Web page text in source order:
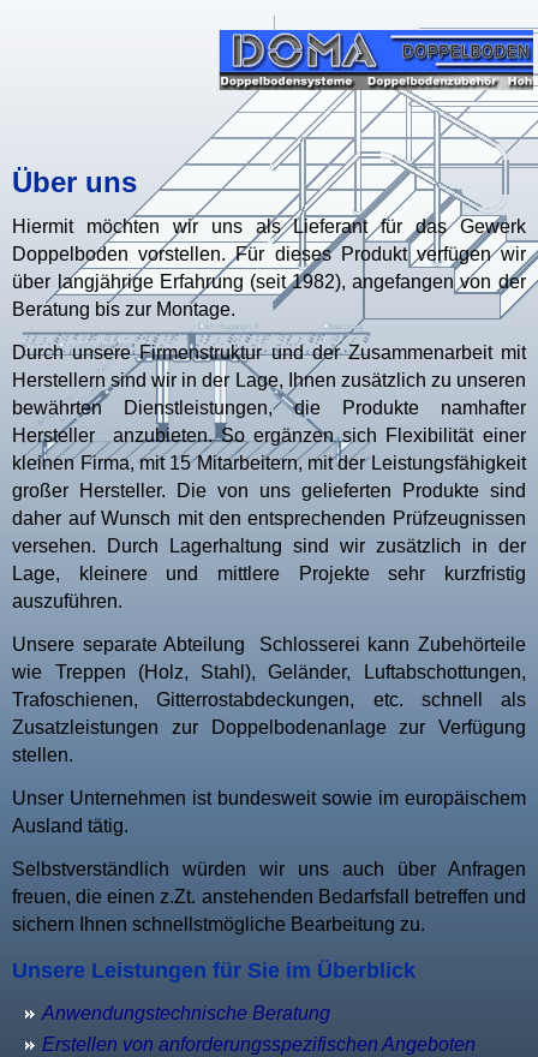
Über uns
Hiermit möchten wir uns als Lieferant für das Gewerk
Doppelboden vorstellen. Für dieses Produkt verfügen wir
über langjährige Erfahrung (seit 1982), angefangen von der
Beratung bis zur Montage.
Durch unsere Firmenstruktur und der Zusammenarbeit mit
Herstellern sind wir in der Lage, Ihnen zusätzlich zu unseren
bewährten Dienstleistungen, die Produkte namhafter
Hersteller anzubieten. So ergänzen sich Flexibilität einer
kleinen Firma, mit 15 Mitarbeitern, mit der Leistungsfähigkeit
großer Hersteller. Die von uns gelieferten Produkte sind
daher auf Wunsch mit den entsprechenden Prüfzeugnissen
versehen. Durch Lagerhaltung sind wir zusätzlich in der
Lage, kleinere und mittlere Projekte sehr kurzfristig
auszuführen.
Unsere separate Abteilung Schlosserei kann Zubehörteile
wie Treppen (Holz, Stahl), Geländer, Luftabschottungen,
Trafoschienen, Gitterrostabdeckungen, etc. schnell als
Zusatzleistungen zur Doppelbodenanlage zur Verfügung
stellen.
Unser Unternehmen ist bundesweit sowie im europäischem
Ausland tätig.
Selbstverständlich würden wir uns auch über Anfragen
freuen, die einen z.Zt. anstehenden Bedarfsfall betreffen und
sichern Ihnen schnellstmögliche Bearbeitung zu.
Unsere Leistungen für Sie im Überblick
Anwendungstechnische Beratung
Erstellen von anforderungsspezifischen Angeboten